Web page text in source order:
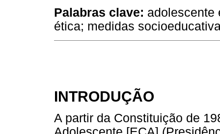
Palabras clave: adolescente
ética; medidas
INTRODUÇÃO
A partir da Constituição de